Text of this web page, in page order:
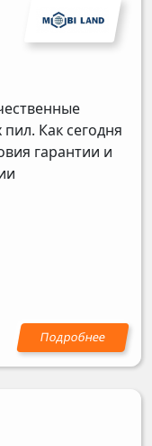
Как сегодня
гарантии и